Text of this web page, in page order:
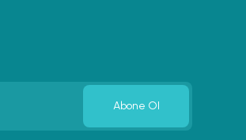
Abone Ol